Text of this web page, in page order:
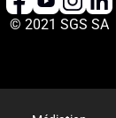
© 2021 SGS SA